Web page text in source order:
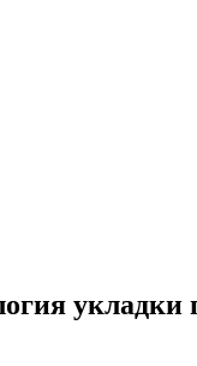
укладки